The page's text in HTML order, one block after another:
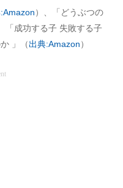
）、「どうぶつの
「成功する子 失敗する子
」（出典:Amazon）